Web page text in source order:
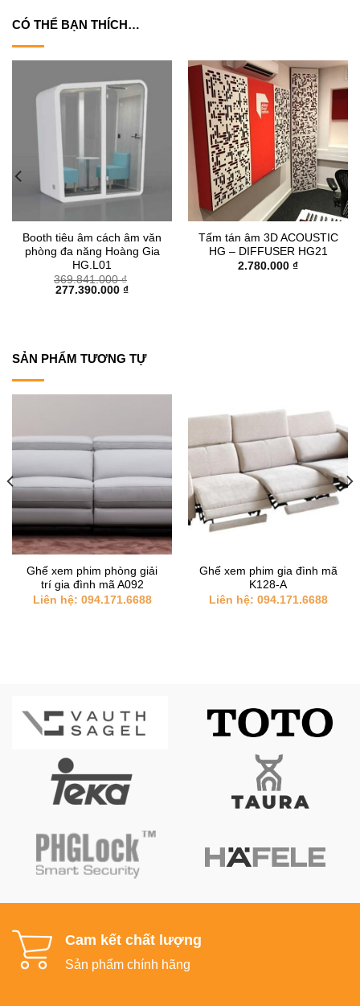
CÓ THỂ BẠN THÍCH…
Booth tiêu âm cách âm văn
phòng đa năng Hoàng Gia
HG.L01
369.841.000₫
Giá
277.390.000 ₫Giá
Tấm tán âm 3D ACOUSTIC
HG – DIFFUSER HG21
2.780.000 ₫
SẢN PHẨM TƯƠNG TỰ
Ghế xem phim phòng giải
trí gia đình mã A092
Liên hệ: 094.171.6688
Ghế xem phim gia đình mã
K128-A
Liên hệ: 094.171.6688
Cam kết chất lượng
Sản phẩm chính hãng